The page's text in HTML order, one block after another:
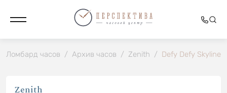
Ломбард часов / Архив часов / Zenith / Defy Defy Skyline
Zenith